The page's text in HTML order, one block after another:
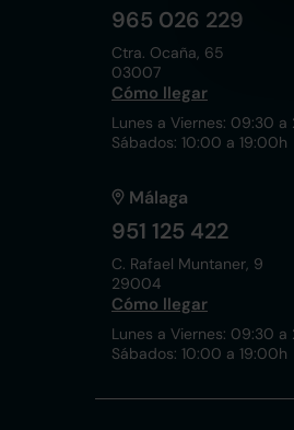
965 026 229
Ctra. Ocaña, 65
03007
Cómo llegar
Lunes a Viernes: 09:30 a
Sábados: 10:00 a 19:00h
Málaga
951 125 422
C. Rafael Muntaner, 9
29004
Cómo llegar
Lunes a Viernes: 09:30 a
Sábados: 10:00 a 19:00h